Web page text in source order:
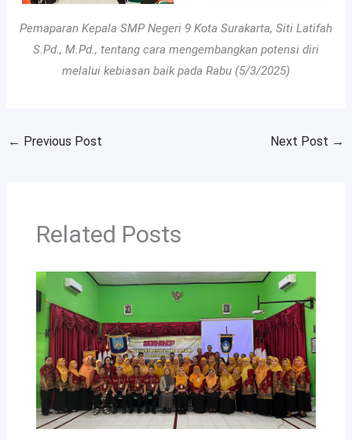
Pemaparan Kepala SMP Negeri 9 Kota Surakarta, Siti Latifah
S.Pd., M.Pd., tentang cara mengembangkan potensi diri
melalui kebiasan baik pada Rabu (5/3/2025)
← Previous Post Next Post →
Related Posts